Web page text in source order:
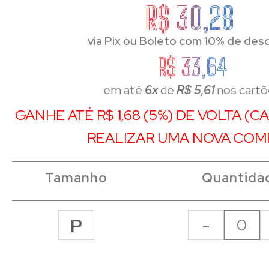
R$ 30,28
via Pix ou Boleto com 10% de
R$ 33,64
em até 6xdeR$ 5,61nos
GANHE ATÉ R$ 1,68 (5%) DE VOLTA
REALIZAR UMA NOVA
Tamanho
P -